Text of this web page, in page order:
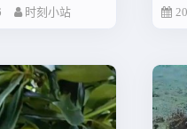
时刻小站